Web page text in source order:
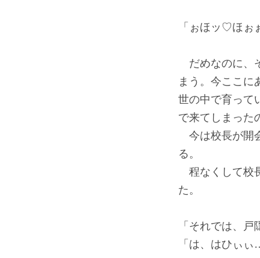
「ぉほッ♡ほ
だめなのに、
まう。今ここに
世の中で育って
で来てしまった
今は校長が開
る。
程なくして校
た。
「それでは、
「は、はひぃ